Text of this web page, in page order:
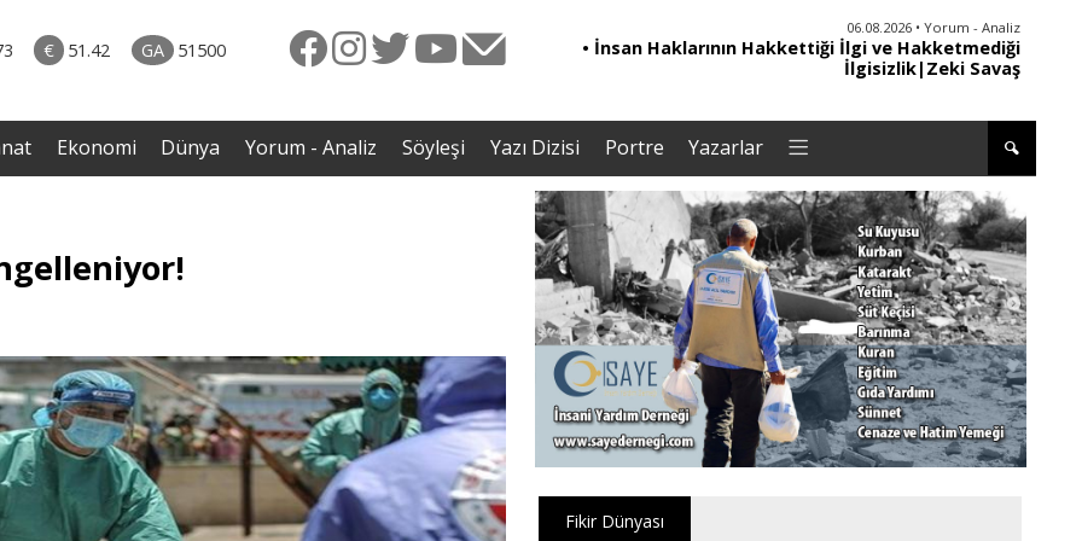
€ 51.42 GA 51500
06.08.2026 • Yorum - Analiz
• İnsan Haklarının Hakkettiği İlgi ve Hakketmediği
İlgisizlik|Zeki Savaş
06.08.2026 • Dünya
• Sırbistan’dan Theodor Herzl’in babaannesi ile
dedesine devlet töreni
Ekonomi Dünya Yorum - Analiz Söyleşi Yazı Dizisi Portre Yazarlar
Fikir Dünyası